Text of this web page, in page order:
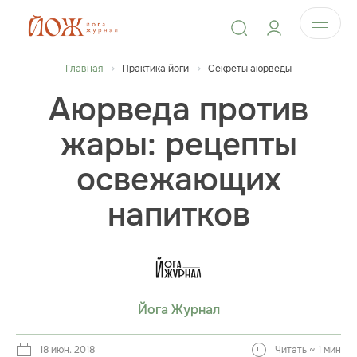
Главная Практика йоги Секреты аюрведы
Аюрведа против
жары: рецепты
освежающих
напитков
Йога Журнал
18 июн. 2018 Читать ~ 1 мин